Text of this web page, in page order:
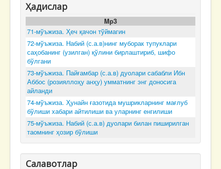
Ҳадислар
Mp3
71-мўъжиза. Ҳеч қачон тўймагин
72-мўъжиза. Набий (с.а.в)нинг муборак тупуклари
саҳобанинг (узилган) қўлини бирлаштириб, шифо
бўлгани
73-мўъжиза. Пайғамбар (с.а.в) дуолари сабабли Ибн
Аббос (розияллоҳу анҳу) умматнинг энг доносига
айланди
74-мўъжиза. Ҳунайн ғазотида мушрикларнинг мағлуб
бўлиши хабари айтилиши ва уларнинг енгилиши
75-мўъжиза. Набий (с.а.в) дуолари билан пиширилган
таомнинг ҳозир бўлиши
Салавотлар